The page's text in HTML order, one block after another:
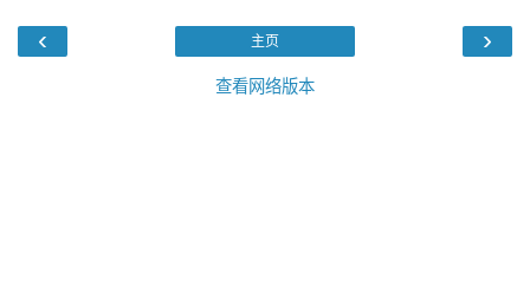
‹ ›
主页
查看网络版本